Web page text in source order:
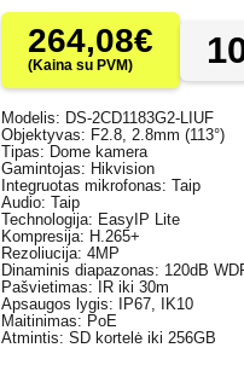
264,08€
(Kaina su PVM)
Modelis: DS-2CD1183G2-LIUF
Objektyvas: F2.8, 2.8mm (113°)
Tipas: Dome kamera
Gamintojas: Hikvision
Integruotas mikrofonas: Taip
Audio: Taip
Technologija: EasyIP Lite
Kompresija: H.265+
Rezoliucija: 4MP
Dinaminis diapazonas: 120dB
Pašvietimas: IR iki 30m
Apsaugos lygis: IP67, IK10
Maitinimas: PoE
Atmintis: SD kortelė iki 256GB